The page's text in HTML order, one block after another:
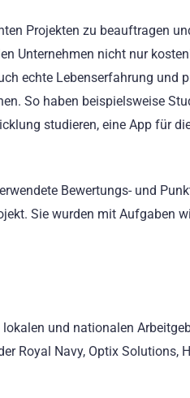
Projekten zu beauftragen
Unternehmen nicht nur
echte Lebenserfahrung und
So haben beispielsweise
studieren, eine App für
Bewertungs- und
Sie wurden mit Aufgaben
und nationalen
Royal Navy, Optix Solutions,